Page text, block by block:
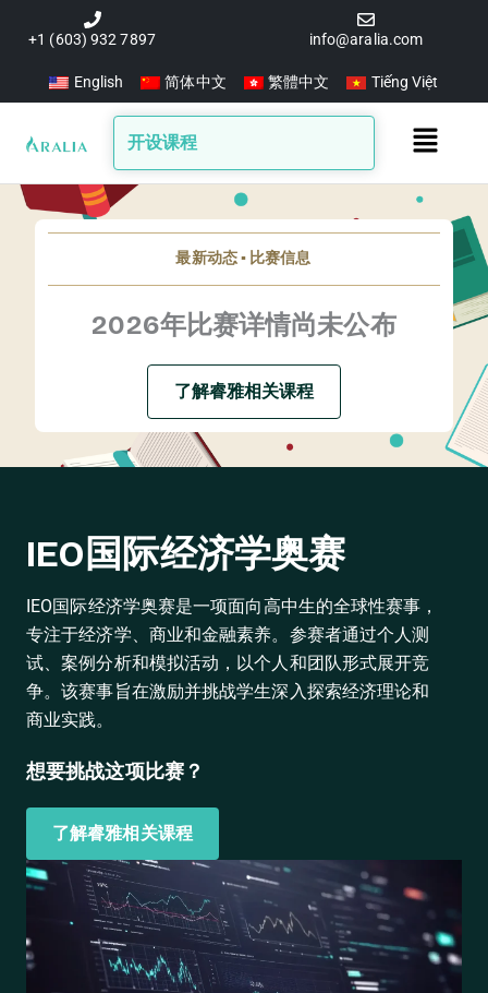
容
+1 (603) 932 7897 info@aralia.com
English 简体中文 繁體中文 Tiếng Việt
开设课程
Main
最新动态 ▪️ 比赛信息
2026年比赛详情尚未公布
了解睿雅相关课程
IEO国际经济学奥赛
IEO国际经济学奥赛是一项面向高中生的全球性赛事，
专注于经济学、商业和金融素养。参赛者通过个人测
试、案例分析和模拟活动，以个人和团队形式展开竞
争。该赛事旨在激励并挑战学生深入探索经济理论和
商业实践。
想要挑战这项比赛？
了解睿雅相关课程